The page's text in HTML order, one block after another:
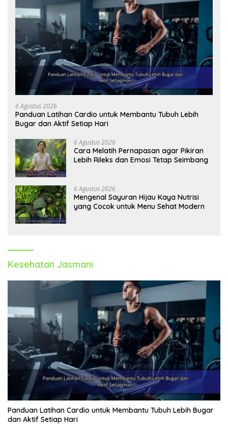
6 Agustus 2026
Panduan Latihan Cardio untuk Membantu Tubuh Lebih
Bugar dan Aktif Setiap Hari
6 Agustus 2026
Cara Melatih Pernapasan agar Pikiran
Lebih Rileks dan Emosi Tetap Seimbang
6 Agustus 2026
Mengenal Sayuran Hijau Kaya Nutrisi
yang Cocok untuk Menu Sehat Modern
Kesehatan Jasmani
Panduan Latihan Cardio untuk Membantu Tubuh Lebih Bugar
dan Aktif Setiap Hari